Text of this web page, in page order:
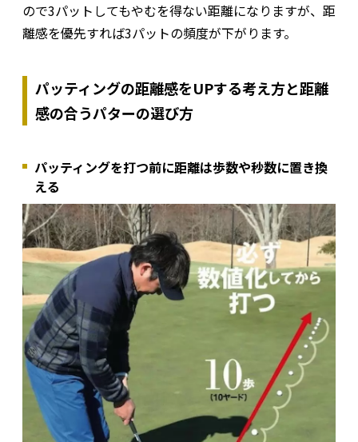
ので3パットしてもやむを得ない距離になりますが、距
離感を優先すれば3パットの頻度が下がります。
パッティングの距離感をUPする考え方と距離
感の合うパターの選び方
パッティングを打つ前に距離は歩数や秒数に置き換
える